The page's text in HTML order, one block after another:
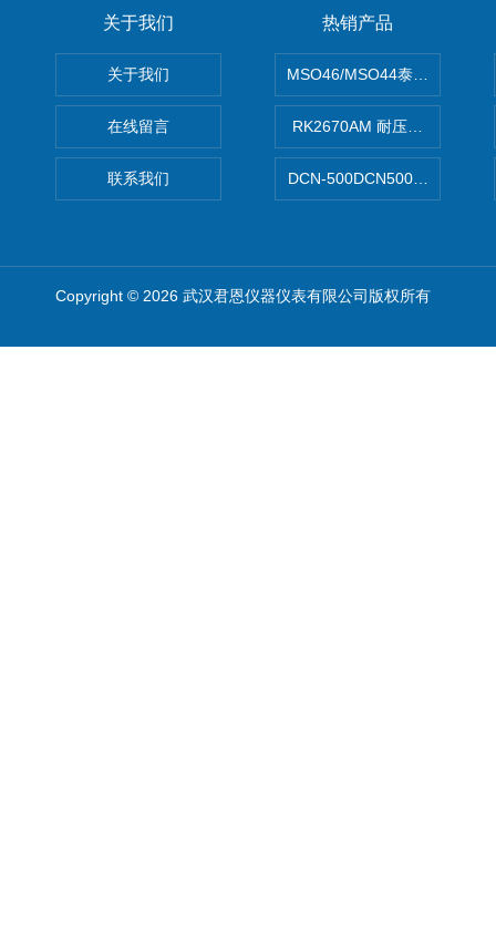
关于我们
关于我们
在线留言
联系我们
热销产品
MSO46/MSO44泰克
RK2670AM 耐压测试仪
DCN-500DCN500资料收集器
Copyright © 2026 武汉君恩仪器仪表有限公司版权所有